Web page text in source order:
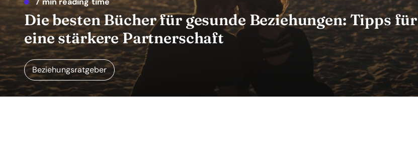
Die besten Bücher für gesunde Beziehungen: Tipps für
eine stärkere Partnerschaft
Beziehungsratgeber